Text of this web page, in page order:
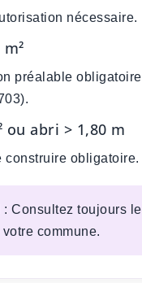
nécessaire.
préalable obligatoire
ou abri > 1,80 m
construire obligatoire.
: Consultez toujours le
commune.